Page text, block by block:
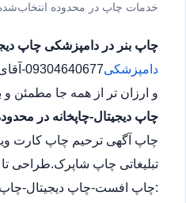
خدمات چاپ در محدوده
چاپ بنر در دامپزشکی چاپ
دامپزشکی
و ارزان تر از همه جا مطمئن و با ضمانت شبانه روزی 24 ساعت
چاپ دیجیتال-چاپخانه در
چاپ آگهی ترحیم چاپ کارت
تبلیغاتی چاپ شاپرک.طراحی